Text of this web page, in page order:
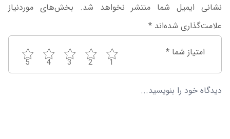
نشانی ایمیل شما منتشر نخواهد شد. بخش‌های موردنیاز
علامت‌گذاری شده‌اند *
امتیاز شما *
1
2
3
4
5